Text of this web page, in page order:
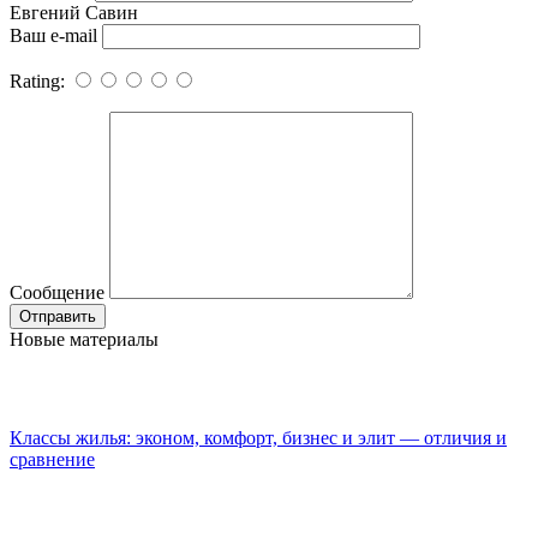
Евгений Савин
Ваш e-mail
Rating:
Сообщение
Новые материалы
Классы жилья: эконом, комфорт, бизнес и элит — отличия и
сравнение